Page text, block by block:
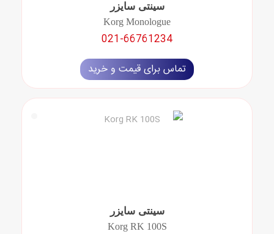
سینتی سایزر
Korg Monologue
021-66761234
تماس برای قیمت و خرید
سینتی سایزر
Korg RK 100S